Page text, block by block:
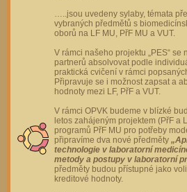
…..jsou uvedeny sylaby, témata
vybraných předmětů s
oborů na LF MU, PřF MU a VUT.
V rámci našeho projektu „PES“
partnerů absolvovat podle
praktická cvičení v rámci
Připravuje se i možnost zapsat a
hodnoty mezi LF, PřF a VUT.
V rámci OPVK budeme v blízké
letos zahájeným projektem (PřF a
programů PřF MU pro potřeby
připravíme dva nové předměty
technologie v laboratorní
metody a postupy v laboratorní
předměty budou přístupné jako
kreditové hodnoty.